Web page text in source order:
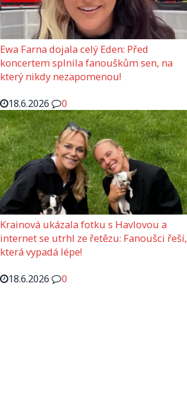
Ewa Farna dojala celý Eden: Před
koncertem splnila fanouškům sen, na
který nikdy nezapomenou!
18.6.2026
0
Krainová ukázala fotku s Havlovou a
internet se utrhl ze řetězu: Fanoušci řeší,
která vypadá lépe!
18.6.2026
0